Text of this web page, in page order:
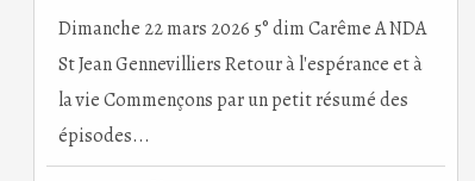
Dimanche 22 mars 2026 5° dim Carême A NDA
St Jean Gennevilliers Retour à l'espérance et à
la vie Commençons par un petit résumé des
épisodes...